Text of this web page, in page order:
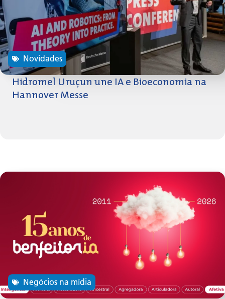
Novidades
Hidromel Uruçun une IA e Bioeconomia na
Hannover Messe
Negócios na mídia